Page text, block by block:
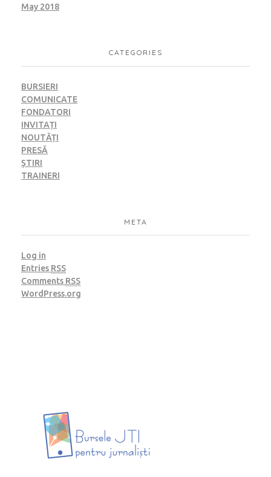
May 2018
CATEGORIES
BURSIERI
COMUNICATE
FONDATORI
INVITAȚI
NOUTĂȚI
PRESĂ
ȘTIRI
TRAINERI
META
Log in
Entries RSS
Comments RSS
WordPress.org